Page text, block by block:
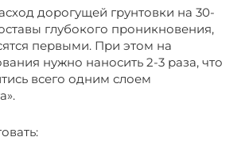
дорогущей грунтовки на 30-
глубокого проникновения,
первыми. При этом на
нужно наносить 2-3 раза, что
всего одним слоем